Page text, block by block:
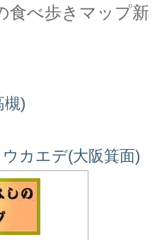
食べ歩きマップ新
槻)
カエデ(大阪箕面)